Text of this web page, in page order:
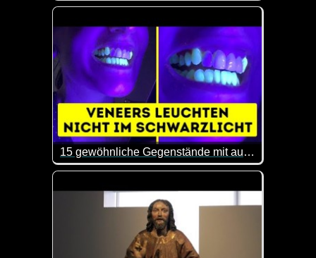
Das sind doch mal wieder ein paar interessante
15 gewöhnliche Gegenstände mit außergewöhnlichen Eigenschaften
Hier erhältst du mal wieder ein paar interessante